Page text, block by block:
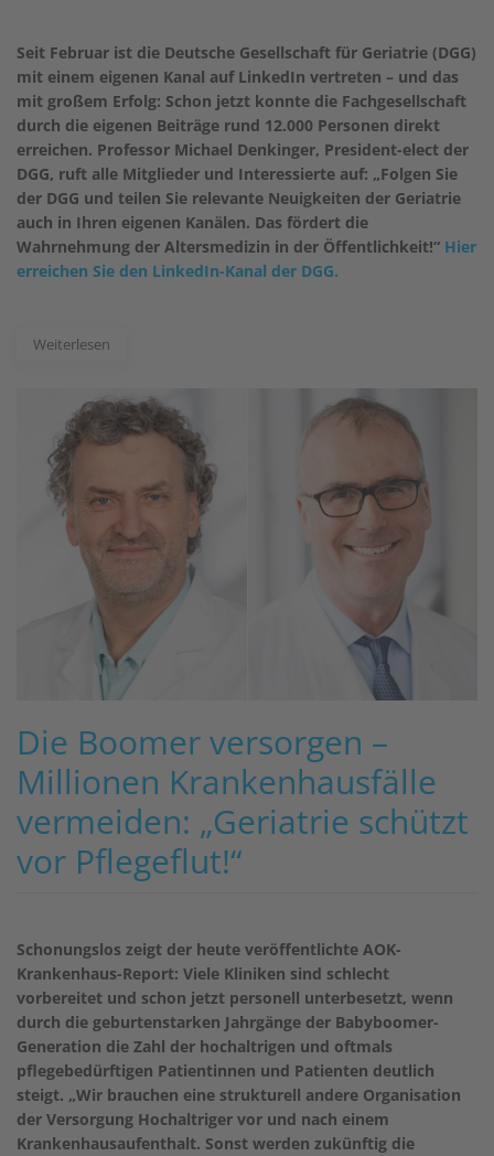
Seit Februar ist die Deutsche Gesellschaft für Geriatrie (DGG)
mit einem eigenen Kanal auf LinkedIn vertreten – und das
mit großem Erfolg: Schon jetzt konnte die Fachgesellschaft
durch die eigenen Beiträge rund 12.000 Personen direkt
erreichen. Professor Michael Denkinger, President-elect der
DGG, ruft alle Mitglieder und Interessierte auf: „Folgen Sie
der DGG und teilen Sie relevante Neuigkeiten der Geriatrie
auch in Ihren eigenen Kanälen. Das fördert die
Wahrnehmung der Altersmedizin in der Öffentlichkeit!“ Hier
erreichen Sie den LinkedIn-Kanal der DGG.
Weiterlesen
Die Boomer versorgen –
Millionen Krankenhausfälle
vermeiden: „Geriatrie schützt
vor Pflegeflut!“
Schonungslos zeigt der heute veröffentlichte AOK-
Krankenhaus-Report: Viele Kliniken sind schlecht
vorbereitet und schon jetzt personell unterbesetzt, wenn
durch die geburtenstarken Jahrgänge der Babyboomer-
Generation die Zahl der hochaltrigen und oftmals
pflegebedürftigen Patientinnen und Patienten deutlich
steigt. „Wir brauchen eine strukturell andere Organisation
der Versorgung Hochaltriger vor und nach einem
Krankenhausaufenthalt. Sonst werden zukünftig die